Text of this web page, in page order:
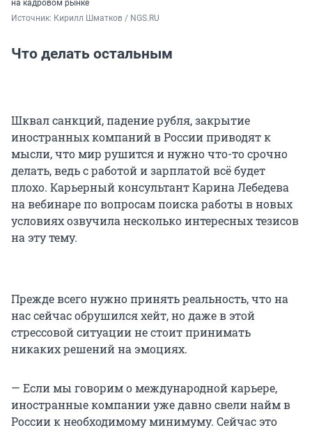
на кадровом рынке
Источник: Кирилл Шматков / NGS.RU
Что делать остальным
Шквал санкций, падение рубля, закрытие
иностранных компаний в России приводят к
мысли, что мир рушится и нужно что-то срочно
делать, ведь с работой и зарплатой всё будет
плохо. Карьерный консультант Карина Лебедева
на вебинаре по вопросам поиска работы в новых
условиях озвучила несколько интересных тезисов
на эту тему.
Прежде всего нужно принять реальность, что на
нас сейчас обрушился хейт, но даже в этой
стрессовой ситуации не стоит принимать
никаких решений на эмоциях.
— Если мы говорим о международной карьере,
иностранные компании уже давно свели найм в
России к необходимому минимуму. Сейчас это